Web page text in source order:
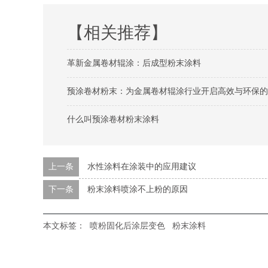
【相关推荐】
革新金属卷材辊涂：后成型粉末涂料
预涂卷材粉末：为金属卷材辊涂行业开启高效与环保
什么叫预涂卷材粉末涂料
上一条 水性涂料在涂装中的应用建议
下一条 粉末涂料喷涂不上粉的原因
本文标签： 喷粉固化后涂层变色 粉末涂料